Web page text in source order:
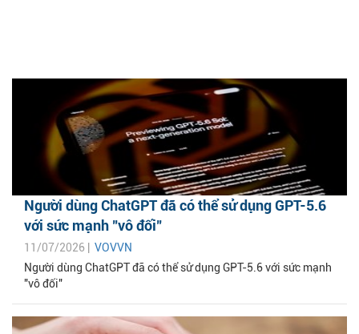
Người dùng ChatGPT đã có thể sử dụng GPT-5.6
với sức mạnh "vô đối"
11/07/2026 | VOVVN
Người dùng ChatGPT đã có thể sử dụng GPT-5.6 với sức mạnh
"vô đối"